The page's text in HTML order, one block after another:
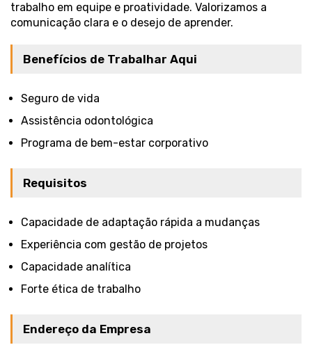
trabalho em equipe e proatividade. Valorizamos a
comunicação clara e o desejo de aprender.
Benefícios de Trabalhar Aqui
Seguro de vida
Assistência odontológica
Programa de bem-estar corporativo
Requisitos
Capacidade de adaptação rápida a mudanças
Experiência com gestão de projetos
Capacidade analítica
Forte ética de trabalho
Endereço da Empresa